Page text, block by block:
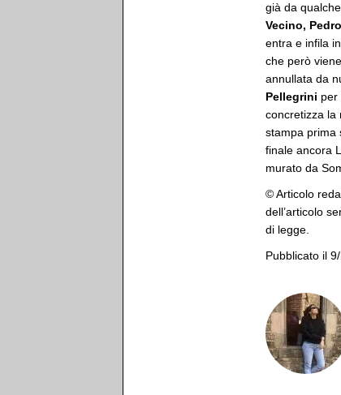
già da
Vecino,
entra e infila
che però viene
annullata da
Pellegrini per
concretizza la
stampa prima
finale ancora
murato da
© Articolo
dell’articolo
di legge.
Pubblicato il 9/